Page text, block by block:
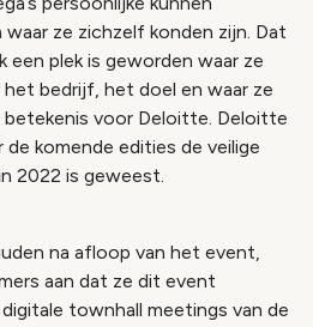
waar ze zichzelf konden zijn. Dat
plek is geworden waar ze
het bedrijf, het doel en waar ze
voor Deloitte. Deloitte
komende edities de veilige
2022 is geweest.
na afloop van het event,
aan dat ze dit event
townhall meetings van de